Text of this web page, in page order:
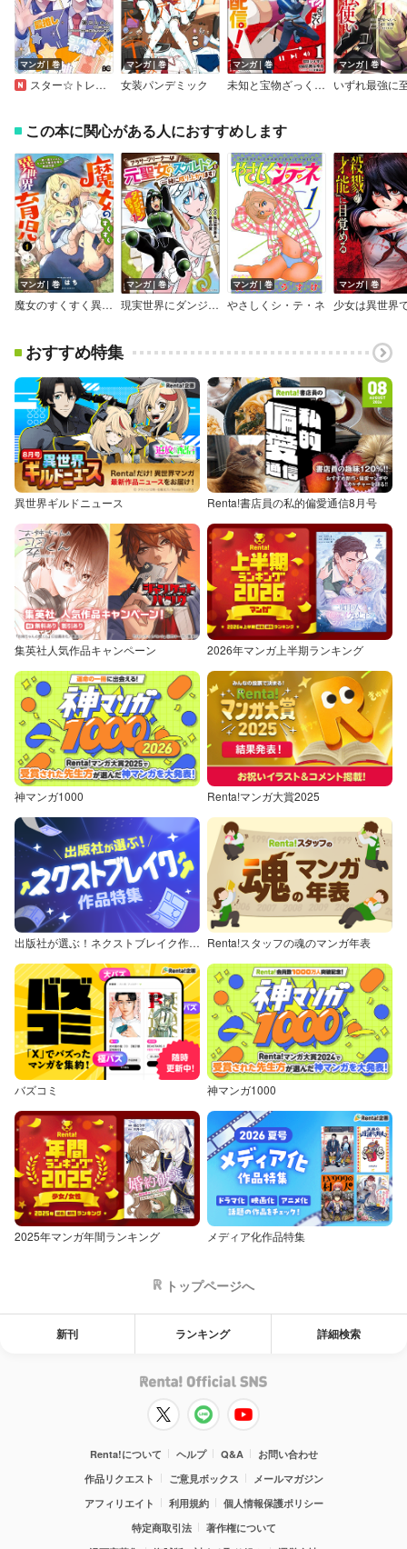
マンガ｜巻
スター☆トレイン ～アイドル育成ゲームの世界で「推し」と青春をやり直します～
マンガ｜巻
女装パンデミック
マンガ｜巻
未知と宝物ざっくざくの迷宮大配信！ ～ハズレスキルすらない凡人、見る人から見れば普通に非凡でした～ コミック版
マンガ｜巻
この本に関心がある人におすすめします
マンガ｜巻
魔女のすくすく異世界育児 ～使い魔ちゃんとモフモフ魔法生物の育成日誌～
マンガ｜巻
現実世界にダンジョン現る！ ～アラサーフリーターは元聖女のスケルトンと一緒に成り上がります！～ コミック版
マンガ｜巻
やさしくシ・テ・ネ
マンガ｜巻
おすすめ特集
異世界ギルドニュース Renta!書店員の私的偏愛通信8月号
集英社人気作品キャンペーン 2026年マンガ上半期ランキング
神マンガ1000 Renta!マンガ大賞2025
出版社が選ぶ！ネクストブレイク作品特集 Renta!スタッフの魂のマンガ年表
バズコミ 神マンガ1000
2025年マンガ年間ランキング メディア化作品特集
トップページへ
新刊 ランキング 詳細検索
Renta!について ヘルプ Q&A
お問い合わせ
作品リクエスト
ご意見ボックス
メールマガジン
アフィリエイト
利用規約
個人情報保護ポリシー
特定商取引法
著作権について